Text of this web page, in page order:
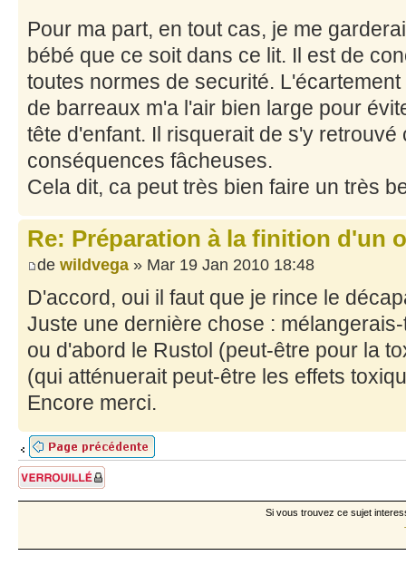
Pour ma part, en tout cas, je me
bébé que ce soit dans ce lit. Il est de
toutes normes de securité.
de barreaux m'a l'air bien large pour
tête d'enfant. Il risquerait de s'y
conséquences fâcheuses.
Cela dit, ca peut très bien faire un très
Re: Préparation à la finition d'un
de wildvega » Mar 19 Jan 2010 18:48
D'accord, oui il faut que je rince le
Juste une dernière chose :
ou d'abord le Rustol (peut-être pour la
(qui atténuerait peut-être les effets
Encore merci.
Sujet verrouillé
Si vous trouvez ce sujet